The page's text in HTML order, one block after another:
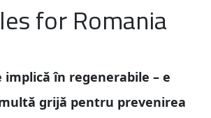
for Romania
implică în regenerabile – e
grijă pentru prevenirea